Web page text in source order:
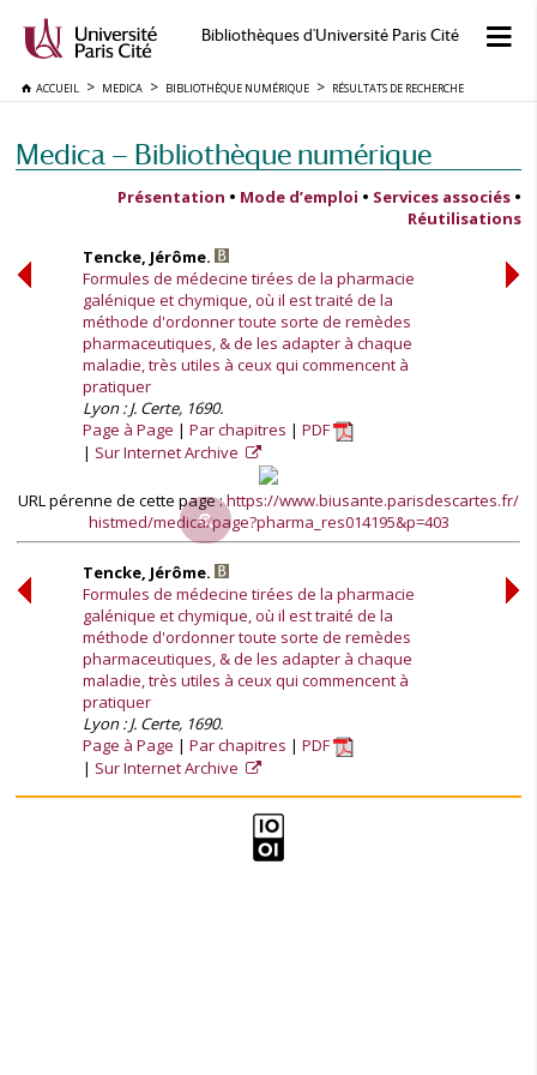
Bibliothèques d'Université Paris Cité
ACCUEIL MEDICA BIBLIOTHÈQUE NUMÉRIQUE RÉSULTATS DE RECHERCHE
Medica — Bibliothèque numérique
Présentation • Mode d’emploi • Services associés •
Réutilisations
Tencke, Jérôme.
Formules de médecine tirées de la pharmacie
galénique et chymique, où il est traité de la
méthode d'ordonner toute sorte de remèdes
pharmaceutiques, & de les adapter à chaque
maladie, très utiles à ceux qui commencent à
pratiquer
Lyon : J. Certe, 1690.
Page à Page
Par chapitres
PDF
Sur Internet Archive
URL pérenne de cette page :https://www.biusante.parisdescartes.fr/
histmed/medica/page?pharma_res014195&p=403
Tencke, Jérôme.
Formules de médecine tirées de la pharmacie
galénique et chymique, où il est traité de la
méthode d'ordonner toute sorte de remèdes
pharmaceutiques, & de les adapter à chaque
maladie, très utiles à ceux qui commencent à
pratiquer
Lyon : J. Certe, 1690.
Page à Page
Par chapitres
PDF
Sur Internet Archive